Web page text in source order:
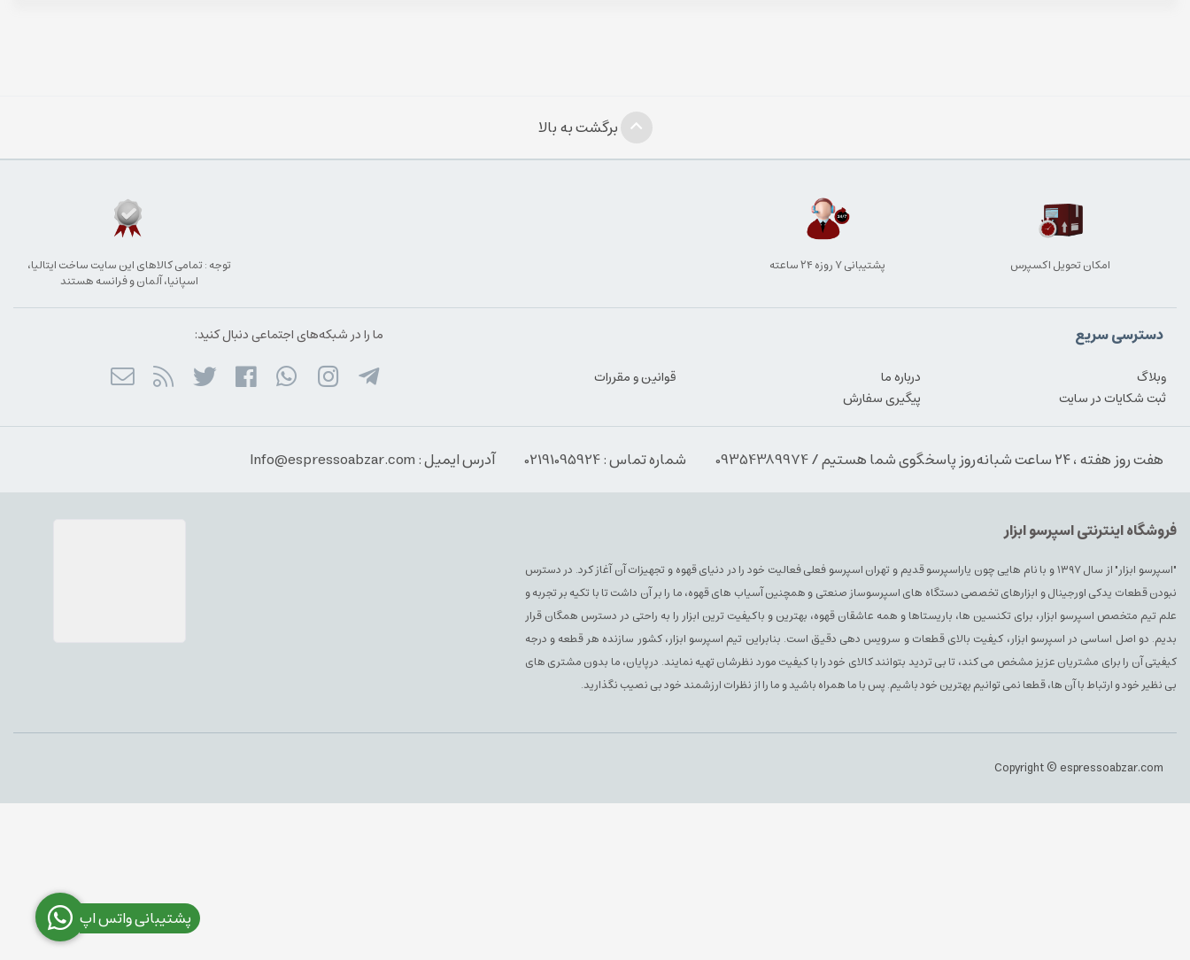
برگشت به بالا
امکان تحویل اکسپرس پشتیبانی ۷ روزه ۲۴ ساعته
توجه : تمامی کالاهای این سایت ساخت ایتالیا،
اسپانیا، آلمان و فرانسه هستند
دسترسی سریع
وبلاگ درباره ما
قوانین و مقررات
ثبت شکایات در سایت
پیگیری سفارش
ما را در شبکه‌های اجتماعی دنبال کنید:
هفت روز هفته ، ۲۴ ساعت شبانه‌روز پاسخگوی شما هستیم / 09354389974 شماره تماس : 02191095924 آدرس ایمیل : Info@espressoabzar.com
فروشگاه اینترنتی اسپرسو ابزار
"اسپرسو ابزار" از سال ۱۳۹۷ و با نام هایی چون یاراسپرسو قدیم و تهران اسپرسو فعلی فعالیت خود را در دنیای قهوه و تجهیزات آن آغاز کرد. در دسترس
نبودن قطعات یدکی اورجینال و ابزارهای تخصصی دستگاه های اسپرسوساز صنعتی و همچنین آسیاب های قهوه، ما را بر آن داشت تا با تکیه بر تجربه و
علم تیم متخصص اسپرسو ابزار، برای تکنسین ها، باریستاها و همه عاشقان قهوه، بهترین و باکیفیت ترین ابزار را به راحتی در دسترس همگان قرار
بدیم. دو اصل اساسی در اسپرسو ابزار، کیفیت بالای قطعات و سرویس دهی دقیق است. بنابراین تیم اسپرسو ابزار، کشور سازنده هر قطعه و درجه
کیفیتی آن را برای مشتریان عزیز مشخص می کند، تا بی تردید بتوانند کالای خود را با کیفیت مورد نظرشان تهیه نمایند. درپایان، ما بدون مشتری های
بی نظیر خود و ارتباط با آن ها، قطعا نمی توانیم بهترین خود باشیم. پس با ما همراه باشید و ما را از نظرات ارزشمند خود بی نصیب نگذارید.
Copyright © espressoabzar.com
پشتیبانی واتس اپ